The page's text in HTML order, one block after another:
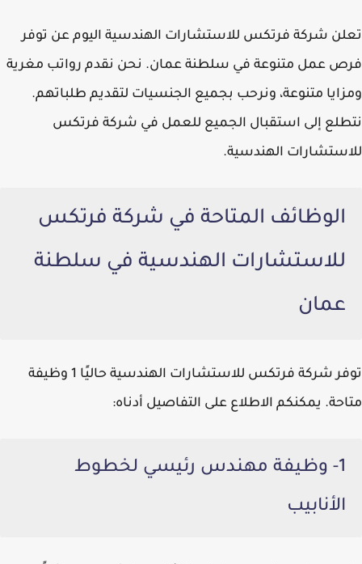
تعلن شركة فرتكس للاستشارات الهندسية اليوم عن توفر
فرص عمل متنوعة في سلطنة عمان. نحن نقدم رواتب مغرية
ومزايا متنوعة، ونرحب بجميع الجنسيات لتقديم طلباتهم.
نتطلع إلى استقبال الجميع للعمل في شركة فرتكس
للاستشارات الهندسية.
الوظائف المتاحة في شركة فرتكس
للاستشارات الهندسية في سلطنة
عمان
توفرشركة فرتكس للاستشارات الهندسية
حاليًا 1 وظيفة
متاحة. يمكنكم الاطلاع على التفاصيل أدناه:
1- وظيفة مهندس رئيسي لخطوط
الأنابيب